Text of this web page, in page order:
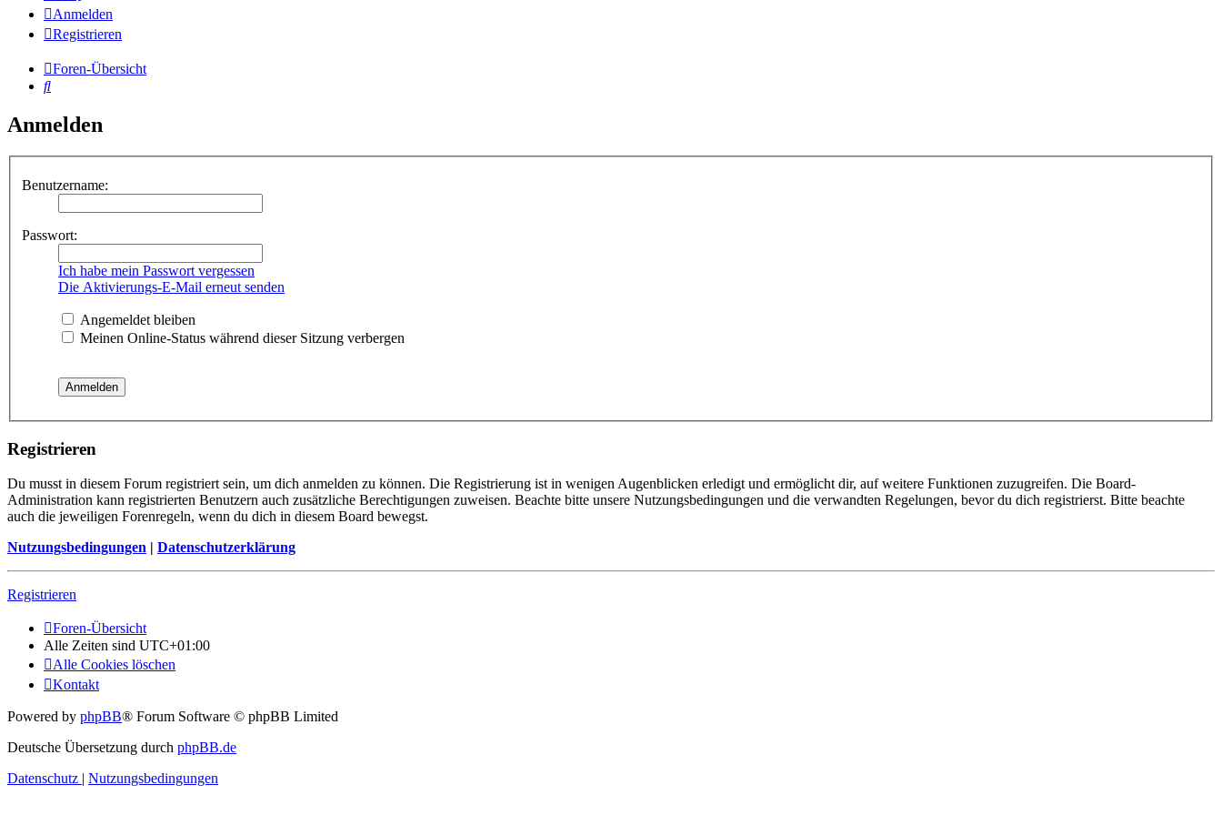
Anmelden
Registrieren
Foren-Übersicht
Suche
Anmelden
Benutzername:
Passwort:
Ich habe mein Passwort vergessen
Die Aktivierungs-E-Mail erneut senden
Angemeldet bleiben
Meinen Online-Status während dieser Sitzung verbergen
Registrieren
Du musst in diesem Forum registriert sein, um dich anmelden zu können. Die Registrierung ist in wenigen Augenblicken erledigt und ermöglicht dir, auf weitere Funktionen zuzugreifen. Die Board-
Administration kann registrierten Benutzern auch zusätzliche Berechtigungen zuweisen. Beachte bitte unsere Nutzungsbedingungen und die verwandten Regelungen, bevor du dich registrierst. Bitte beachte
auch die jeweiligen Forenregeln, wenn du dich in diesem Board bewegst.
Nutzungsbedingungen | Datenschutzerklärung
Registrieren
Foren-Übersicht
Alle Zeiten sind UTC+01:00
Alle Cookies löschen
Kontakt
Powered by phpBB® Forum Software © phpBB Limited
Deutsche Übersetzung durch phpBB.de
Datenschutz | Nutzungsbedingungen